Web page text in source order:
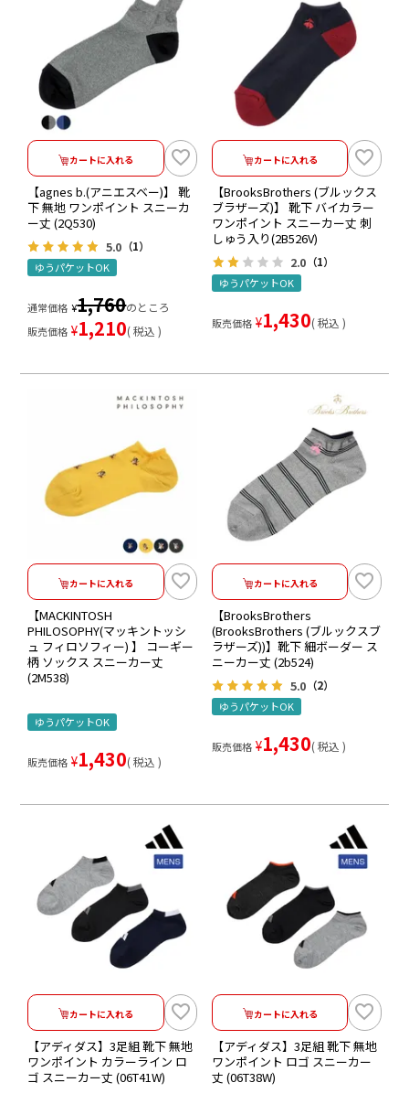
カートに入れる
【agnes b.(アニエスベー)】 靴
下 無地 ワンポイント スニーカ
ー丈 (2Q530)
5.0 （1）
ゆうパケットOK
通常価格 ¥1,760のところ
販売価格 ¥1,210 税込
カートに入れる
【BrooksBrothers (ブルックス
ブラザーズ)】 靴下 バイカラー
ワンポイント スニーカー丈 刺
しゅう入り(2B526V)
2.0 （1）
ゆうパケットOK
販売価格 ¥1,430 税込
カートに入れる
【MACKINTOSH
PHILOSOPHY(マッキントッシ
ュ フィロソフィー) 】 コーギー
柄 ソックス スニーカー丈
(2M538)
ゆうパケットOK
販売価格 ¥1,430 税込
カートに入れる
【BrooksBrothers
(BrooksBrothers (ブルックスブ
ラザーズ))】靴下 細ボーダー ス
ニーカー丈 (2b524)
5.0 （2）
ゆうパケットOK
販売価格 ¥1,430 税込
カートに入れる
【アディダス】3足組 靴下 無地
ワンポイント カラーライン ロ
ゴ スニーカー丈 (06T41W)
カートに入れる
【アディダス】3足組 靴下 無地
ワンポイント ロゴ スニーカー
丈 (06T38W)